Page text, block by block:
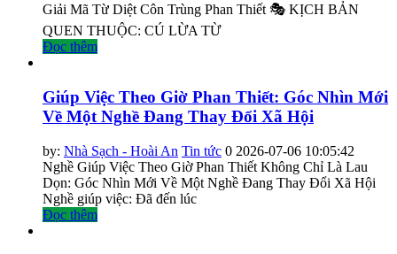
Giải Mã Từ Diệt Côn Trùng Phan Thiết 🎭 KỊCH BẢN
QUEN THUỘC: CÚ LỪA TỪ
Đọc thêm
Giúp Việc Theo Giờ Phan Thiết: Góc Nhìn Mới
Về Một Nghề Đang Thay Đổi Xã Hội
by: Nhà Sạch - Hoài An Tin tức 0 2026-07-06 10:05:42
Nghề Giúp Việc Theo Giờ Phan Thiết Không Chỉ Là Lau
Dọn: Góc Nhìn Mới Về Một Nghề Đang Thay Đổi Xã Hội
Nghề giúp việc: Đã đến lúc
Đọc thêm